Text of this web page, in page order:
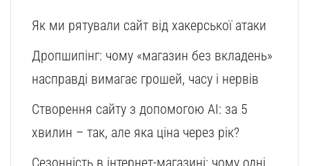
Як ми рятували сайт від хакерської атаки
Дропшипінг: чому «магазин без вкладень»
насправді вимагає грошей, часу і нервів
Створення сайту з допомогою AI: за 5
хвилин – так, але яка ціна через рік?
Сезонність в інтернет-магазині: чому одні